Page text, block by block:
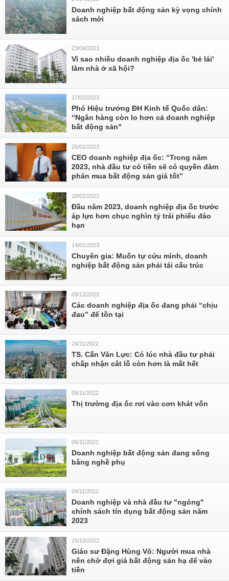
Doanh nghiệp bất động sản kỳ vọng chính
sách mới
23/04/2023
Vì sao nhiều doanh nghiệp địa ốc 'bẻ lái'
làm nhà ở xã hội?
17/02/2023
Phó Hiệu trưởng ĐH Kinh tế Quốc dân:
“Ngân hàng còn lo hơn cả doanh nghiệp
bất động sản"
26/01/2023
CEO doanh nghiệp địa ốc: “Trong năm
2023, nhà đầu tư có tiền sẽ có quyền đàm
phán mua bất động sản giá tốt”
18/01/2023
Đầu năm 2023, doanh nghiệp địa ốc trước
áp lực hơn chục nghìn tỷ trái phiếu đáo
hạn
14/01/2023
Chuyên gia: Muốn tự cứu mình, doanh
nghiệp bất động sản phải tái cấu trúc
09/12/2022
Các doanh nghiệp địa ốc đang phải “chịu
đau” để tồn tại
24/11/2022
TS. Cấn Văn Lực: Có lúc nhà đầu tư phải
chấp nhận cắt lỗ còn hơn là mất hết
09/11/2022
Thị trường địa ốc rơi vào cơn khát vốn
06/11/2022
Doanh nghiệp bất động sản đang sống
bằng nghề phụ
04/11/2022
Doanh nghiệp và nhà đầu tư "ngóng"
chính sách tín dụng bất động sản năm
2023
15/10/2022
Giáo sư Đặng Hùng Võ: Người mua nhà
nên chờ đợi giá bất động sản hạ để vào
tiền